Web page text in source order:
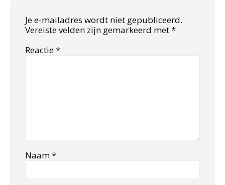
Je e-mailadres wordt niet gepubliceerd.
Vereiste velden zijn gemarkeerd met*
Reactie*
Naam*